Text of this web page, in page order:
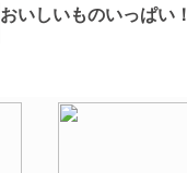
おいしいものいっぱい！